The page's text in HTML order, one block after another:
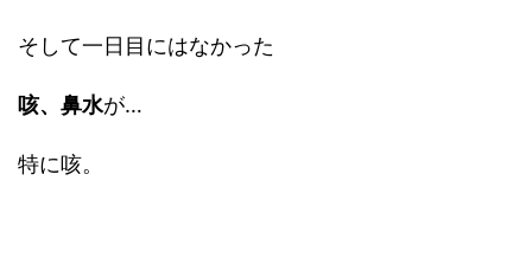
そして一日目にはなかった
咳、鼻水が…
特に咳。